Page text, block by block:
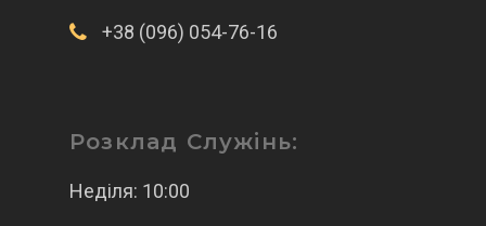
+38 (096) 054-76-16
Розклад Служінь:
Неділя: 10:00